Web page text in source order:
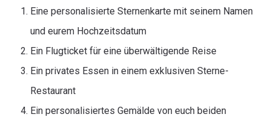
Eine personalisierte Sternenkarte mit seinem Namen
und eurem Hochzeitsdatum
Ein Flugticket für eine überwältigende Reise
Ein privates Essen in einem exklusiven Sterne-
Restaurant
Ein personalisiertes Gemälde von euch beiden